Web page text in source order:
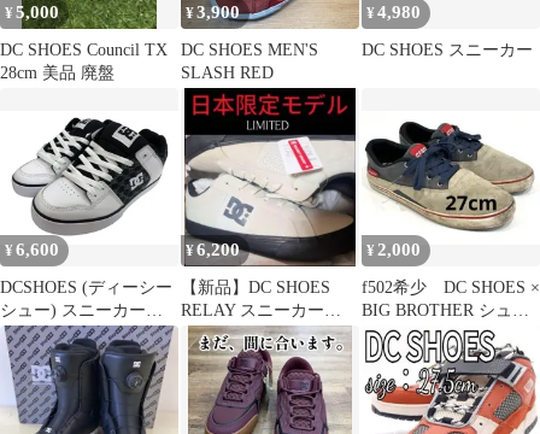
¥5,000
DC SHOES Council TX
28cm 美品 廃盤
¥3,900
DC SHOES MEN'S
SLASH RED
¥4,980
DC SHOES スニーカー
¥6,600
DCSHOES (ディーシー
シュー) スニーカー
DM236016 26.0 ホワイ
ト×ブラック×柄 メン
ズ/004
¥6,200
【新品】DC SHOES
RELAY スニーカー
JAPAN LIMITED
¥ 2,000
f502希少 DC SHOES ×
BIG BROTHER シュー
ズ スニーカー